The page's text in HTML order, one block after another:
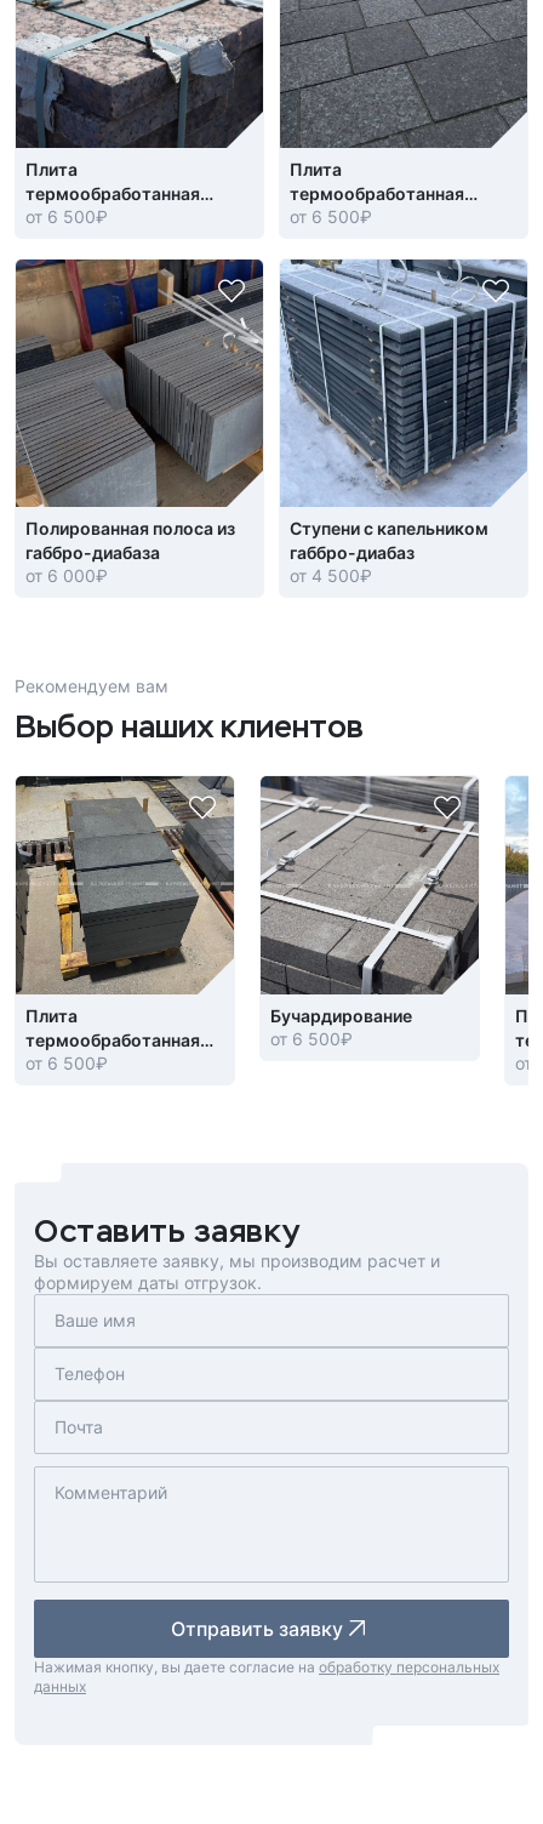
Плита
термообработанная
Красногорский Гранит
от 6 500₽
Плита
термообработанная
Онежский Лабрадорит
от 6 500₽
Полированная полоса из
габбро-диабаза
от 6 000₽
Ступени с капельником
габбро-диабаз
от 4 500₽
Рекомендуем вам
Выбор наших клиентов
Плита
термообработанная
габбро-диабаз
от 6 500₽
Бучардирование
от 6 500₽
от
Оставить заявку
Вы оставляете заявку, мы производим расчет и
формируем даты отгрузок.
Отправить заявку
Нажимая кнопку, вы даете согласие на обработку персональных
данных